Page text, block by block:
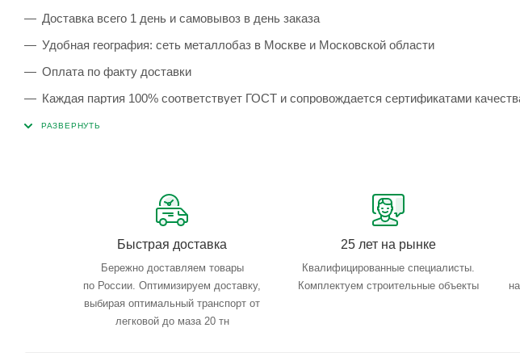
Доставка всего 1 день и самовывоз в день заказа
Удобная география: сеть металлобаз в Москве и Московской области
Оплата по факту доставки
Каждая партия 100% соответствует ГОСТ и сопровождается сертификатами
Сервисные услуги: резка, гибка, металлообработка
Быстрая доставка
Бережно доставляем товары
по России. Оптимизируем доставку,
выбирая оптимальный транспорт от
легковой до маза 20 тн
25 лет на рынке
Квалифицированные специалисты.
Комплектуем строительные объекты